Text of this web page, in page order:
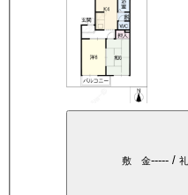
敷 金-----/